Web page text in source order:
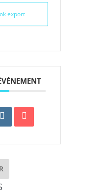
export